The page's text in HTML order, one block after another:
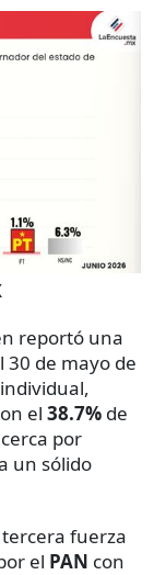
reportó una
de mayo de
el 38.7% de
por
un sólido
fuerza
el PAN con